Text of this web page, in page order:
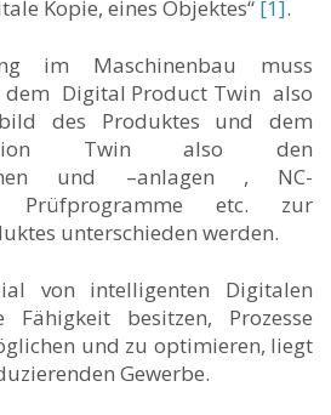
Kopie, eines Objektes“ [1].
im Maschinenbau muss
dem Digital Product Twin also
des Produktes und dem
Twin also den
und –anlagen , NC-
Prüfprogramme etc. zur
unterschieden werden.
von intelligenten Digitalen
besitzen, Prozesse
und zu optimieren, liegt
Gewerbe.